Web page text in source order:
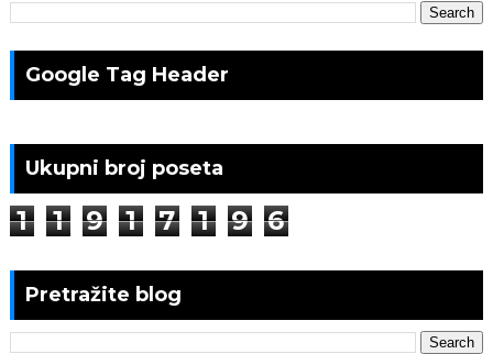
Google Tag Header
Ukupni broj poseta
1 1 9 1 7 1 9 6
Pretražite blog